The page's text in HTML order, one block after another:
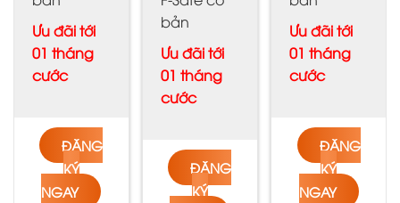
Ưu đãi tới
01 tháng
cước
ĐĂNG
KÝ
NGAY
bản
Ưu đãi tới
01 tháng
cước
ĐĂNG
KÝ
Ưu đãi tới
01 tháng
cước
ĐĂNG
KÝ
NGAY